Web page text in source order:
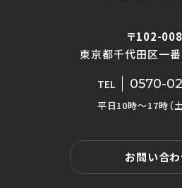
〒102-
東京都千代田区一
TEL 0570-
平日10時〜17時（
お問い合